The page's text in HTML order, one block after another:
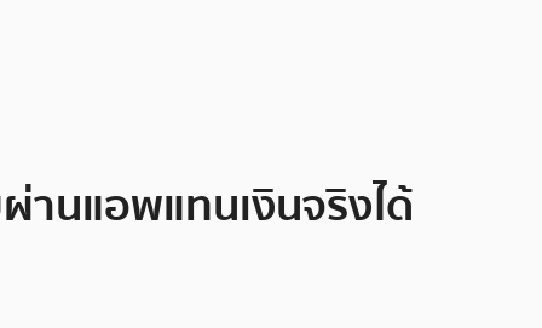
นแอพแทนเงินจริงได้